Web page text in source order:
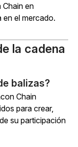
Chain en
en el mercado.
la cadena
balizas?
Chain
para crear,
su participación